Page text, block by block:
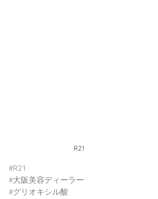
R21
#R21
#大阪美容ディーラー
#グリオキシル酸